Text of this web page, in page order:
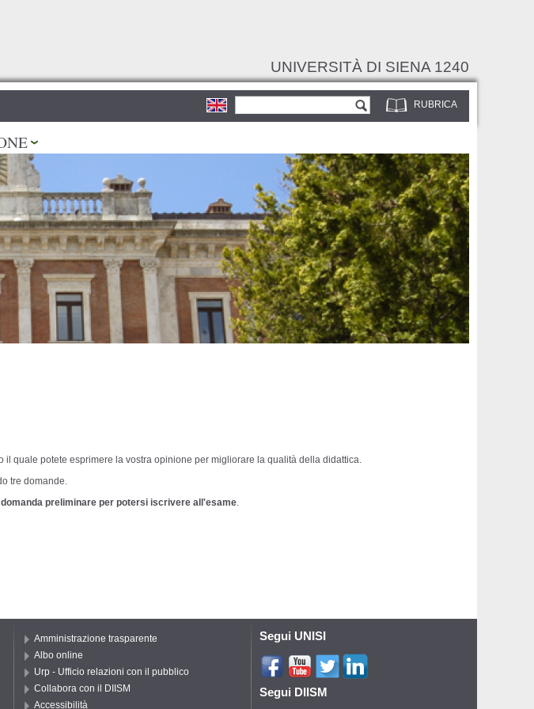
UNIVERSITÀ DI SIENA 1240
RUBRICA
Form di ricerca
il quale potete esprimere la vostra opinione per migliorare la qualità della didattica.
tre domande.
preliminare per potersi iscrivere all'esame.
Amministrazione trasparente
Albo online
Urp - Ufficio relazioni con il pubblico
Collabora con il DIISM
Accessibilità
Segui UNISI
Segui DIISM